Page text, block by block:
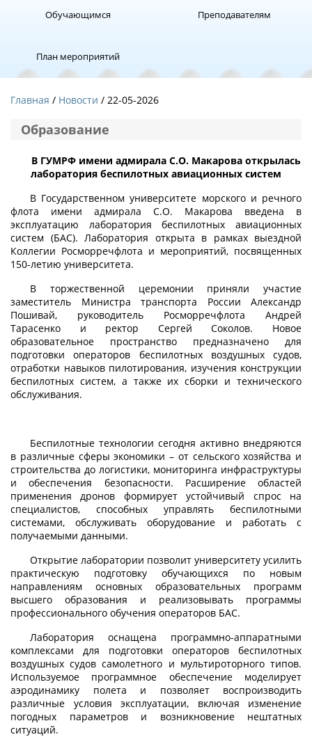
Обучающимся Преподавателям
План мероприятий
Главная Новости / 22-05-2026
Образование
В ГУМРФ имени адмирала С.О. Макарова открылась
лаборатория беспилотных авиационных систем
В Государственном университете морского и речного
флота имени адмирала С.О. Макарова введена в
эксплуатацию лаборатория беспилотных авиационных
систем (БАС). Лаборатория открыта в рамках выездной
Коллегии Росморречфлота и мероприятий, посвященных
150-летию университета.
В торжественной церемонии приняли участие
заместитель Министра транспорта России Александр
Пошивай, руководитель Росморречфлота Андрей
Тарасенко и ректор Сергей Соколов. Новое
образовательное пространство предназначено для
подготовки операторов беспилотных воздушных судов,
отработки навыков пилотирования, изучения конструкции
беспилотных систем, а также их сборки и технического
обслуживания.
Беспилотные технологии сегодня активно внедряются
в различные сферы экономики – от сельского хозяйства и
строительства до логистики, мониторинга инфраструктуры
и обеспечения безопасности. Расширение областей
применения дронов формирует устойчивый спрос на
специалистов, способных управлять беспилотными
системами, обслуживать оборудование и работать с
получаемыми данными.
Открытие лаборатории позволит университету усилить
практическую подготовку обучающихся по новым
направлениям основных образовательных программ
высшего образования и реализовывать программы
профессионального обучения операторов БАС.
Лаборатория оснащена программно-аппаратными
комплексами для подготовки операторов беспилотных
воздушных судов самолетного и мультироторного типов.
Используемое программное обеспечение моделирует
аэродинамику полета и позволяет воспроизводить
различные условия эксплуатации, включая изменение
погодных параметров и возникновение нештатных
ситуаций.